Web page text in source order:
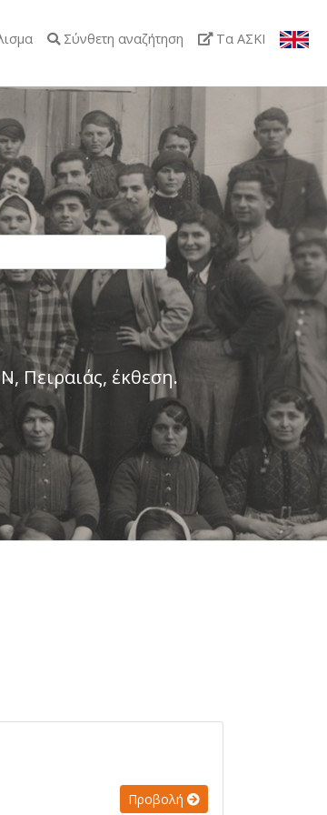
Σύνθετη αναζήτηση Τα ΑΣΚΙ
Πειραιάς, έκθεση.
Προβολή